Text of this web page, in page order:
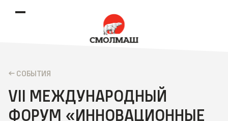
CОБЫТИЯ
VII МЕЖДУНАРОДНЫЙ
ФОРУМ «ИННОВАЦИОННЫЕ